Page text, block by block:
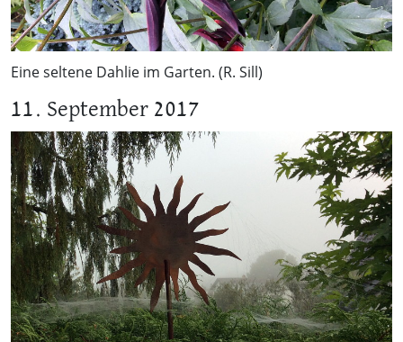
Eine seltene Dahlie im Garten. (R. Sill)
11. September 2017